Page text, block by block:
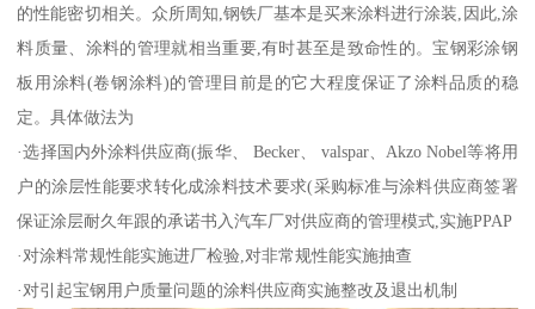
的性能密切相关。众所周知,钢铁厂基本是买来涂料进行涂装,因此,涂
料质量、涂料的管理就相当重要,有时甚至是致命性的。宝钢彩涂钢
板用涂料(卷钢涂料)的管理目前是的它大程度保证了涂料品质的稳
定。具体做法为
·选择国内外涂料供应商(振华、 Becker、 valspar、Akzo Nobel等将用
户的涂层性能要求转化成涂料技术要求(采购标准与涂料供应商签署
保证涂层耐久年跟的承诺书入汽车厂对供应商的管理模式,实施PPAP
·对涂料常规性能实施进厂检验,对非常规性能实施抽查
·对引起宝钢用户质量问题的涂料供应商实施整改及退出机制